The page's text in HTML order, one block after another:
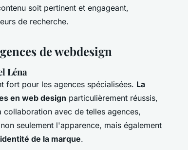
soit pertinent et engageant,
de recherche.
de webdesign
Léna
fort pour les agences spécialisées. La
en web design particulièrement réussis,
avec de telles agences,
seulement l'apparence, mais également
de la marque.